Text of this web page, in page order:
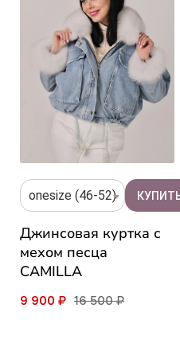
onesize (46-52)
Джинсовая куртка с
мехом песца
CAMILLA
9 900 ₽ 16 500 ₽